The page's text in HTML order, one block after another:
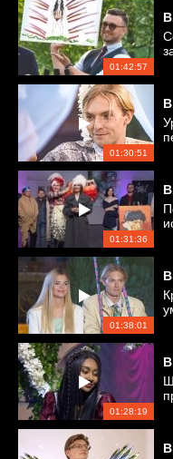
01:42:57
01:30:51
01:31:36
01:38:01
01:28:19